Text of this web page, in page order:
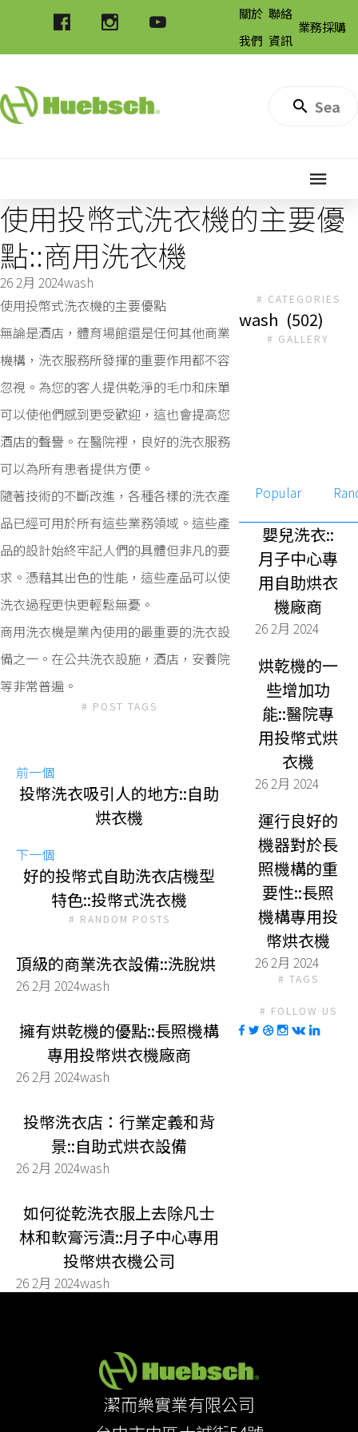
關於
我們
聯絡
資訊
業務採購
使用投幣式洗衣機的主要優
點::商用洗衣機
26 2月 2024wash
使用投幣式洗衣機的主要優點
無論是酒店，體育場館還是任何其他商業
機構，洗衣服務所發揮的重要作用都不容
忽視。為您的客人提供乾淨的毛巾和床單
可以使他們感到更受歡迎，這也會提高您
酒店的聲譽。在醫院裡，良好的洗衣服務
可以為所有患者提供方便。
隨著技術的不斷改進，各種各樣的洗衣產
品已經可用於所有這些業務領域。這些產
品的設計始終牢記人們的具體但非凡的要
求。憑藉其出色的性能，這些產品可以使
洗衣過程更快更輕鬆無憂。
商用洗衣機是業內使用的最重要的洗衣設
備之一。在公共洗衣設施，酒店，安養院
等非常普遍。
# POST TAGS
前一個
投幣洗衣吸引人的地方::自助
烘衣機
下一個
好的投幣式自助洗衣店機型
特色::投幣式洗衣機
# RANDOM POSTS
頂級的商業洗衣設備::洗脫烘
26 2月 2024wash
擁有烘乾機的優點::長照機構
專用投幣烘衣機廠商
26 2月 2024wash
投幣洗衣店：行業定義和背
景::自助式烘衣設備
26 2月 2024wash
如何從乾洗衣服上去除凡士
林和軟膏污漬::月子中心專用
投幣烘衣機公司
26 2月 2024wash
# CATEGORIES
wash (502)
# GALLERY
Popular
嬰兒洗衣::
月子中心專
用自助烘衣
機廠商
26 2月 2024
烘乾機的一
些增加功
能::醫院專
用投幣式烘
衣機
26 2月 2024
運行良好的
機器對於長
照機構的重
要性::長照
機構專用投
幣烘衣機
26 2月 2024
# TAGS
# FOLLOW US
潔而樂實業有限公司